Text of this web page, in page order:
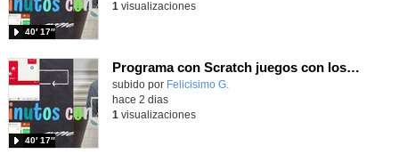
40′ 17″
1 visualizaciones
Programa con Scratch juegos con los partidos del mundial 2026 ganados por España
Contenido educativo.
subido por Felicisimo G.
40′ 17″
hace 2 dias
1 visualizaciones